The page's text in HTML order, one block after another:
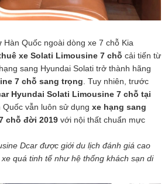
Hàn Quốc ngoài dòng xe 7 chỗ Kia
xe Solati Limousine 7 chỗ cải tiến từ
sang Hyundai Solati trở thành hãng
7 chỗ sang trọng . Tuy nhiên, trước
Hyundai Solati Limousine 7 chỗ tại
Quốc vẫn luôn sử dụng xe hạng sang
chỗ đời 2019 với nội thất chuẩn mực
Dcar được giới du lịch đánh giá cao
quá tinh tế như hệ thống khách sạn di